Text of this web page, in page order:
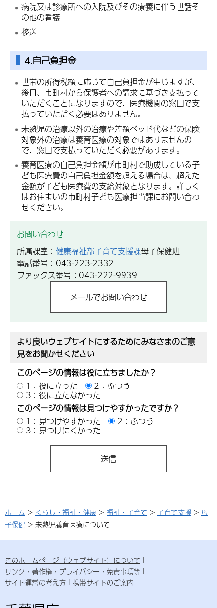
病院又は診療所への入院及びその療養に伴う世話そ
の他の看護
移送
4.自己負担金
世帯の所得税額に応じて自己負担金が生じますが、
後日、市町村から保護者への請求に基づき支払って
いただくことになりますので、医療機関の窓口で支
払っていただく必要はありません。
未熟児の治療以外の治療や差額ベッド代などの保険
対象外の治療は養育医療の対象ではありませんの
で、窓口で支払っていただく必要があります。
養育医療の自己負担金額が市町村で助成している子
ども医療費の自己負担金額を超える場合は、超えた
金額が子ども医療費の支給対象となります。詳しく
はお住まいの市町村子ども医療担当課にお問い合わ
せください。
お問い合わせ
所属課室： 健康福祉部子育て支援課母子保健班
電話番号：043-223-2332
ファックス番号：043-222-9939
より良いウェブサイトにするためにみなさまのご意
見をお聞かせください
このページの情報は役に立ちましたか？
1：役に立った
2：ふつう
3：役に立たなかった
このページの情報は見つけやすかったですか？
1：見つけやすかった
2：ふつう
3：見つけにくかった
ホーム > くらし・福祉・健康 > 福祉・子育て > 子育て支援 > 母
子保健 > 未熟児養育医療について
このホームページ（ウェブサイト）について
リンク・著作権・プライバシー・免責事項等
サイト運営の考え方
携帯サイトのご案内